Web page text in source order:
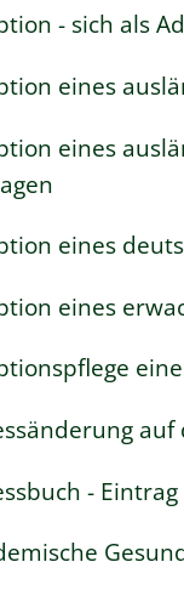
- sich als
eines
eines
eines
eines
-